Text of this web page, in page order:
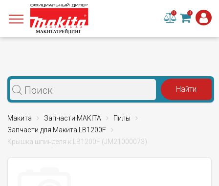
0 0
Макита Запчасти MAKITA
Пилы
Запчасти для Макита LB1200F
Крышка шпинделя к LB1200F (JM21000073)